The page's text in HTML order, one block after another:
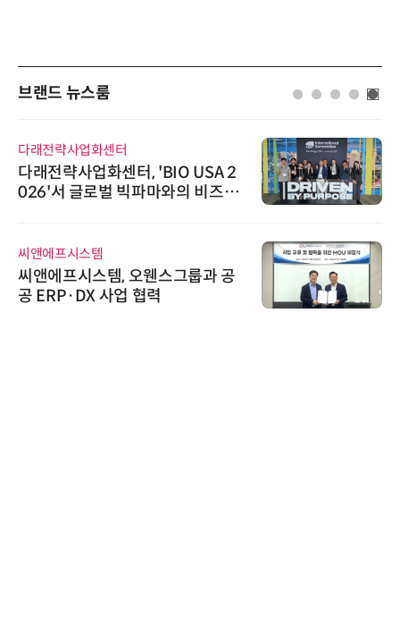
브랜드 뉴스룸
래전략사업화센터
래전략사업화센터, 'BIO USA 2
서 글로벌 빅파마와의 비즈니
앤에프시스템
앤에프시스템, 오웬스그룹과 공
ERP·DX 사업 협력
로
로
라
위
환